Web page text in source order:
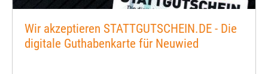
Wir akzeptieren STATTGUTSCHEIN.DE - Die
digitale Guthabenkarte für Neuwied